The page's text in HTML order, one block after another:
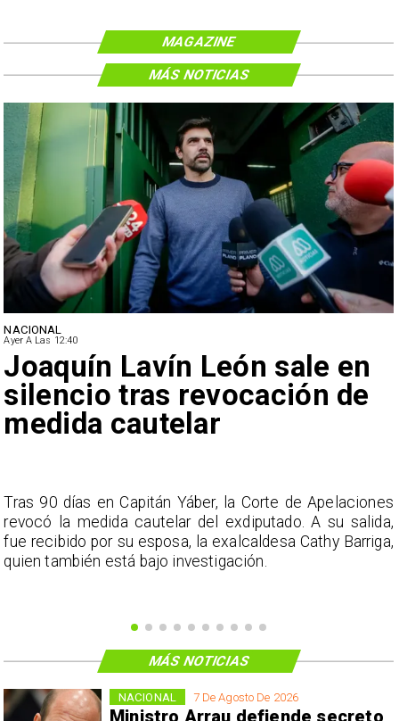
MAGAZINE
NACIONAL
Ayer A Las 12:40
Joaquín Lavín León sale en
silencio tras revocación de
medida cautelar
Tras 90 días en Capitán Yáber, la Corte de Apelaciones
revocó la medida cautelar del exdiputado. A su salida,
fue recibido por su esposa, la exalcaldesa Cathy Barriga,
quien también está bajo investigación.
MÁS NOTICIAS
7 De Agosto De 2026
NACIONAL
MÁS NOTICIAS